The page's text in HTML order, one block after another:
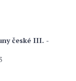
české III. -